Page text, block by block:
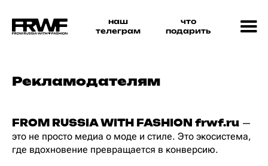
наш
телеграм
что
подарить
Рекламодателям
FROM RUSSIA WITH FASHION frwf.ru —
это не просто медиа о моде и стиле. Это экосистема,
где вдохновение превращается в конверсию.